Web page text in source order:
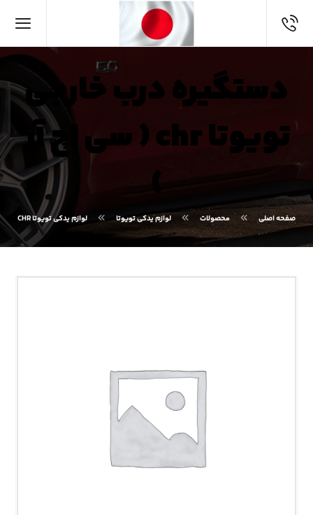
دستگیره درب خارجی
تویوتا chr ( سی اچ آر
)
صفحه اصلی محصولات لوازم یدکی تویوتا لوازم یدکی تویوتا CHR